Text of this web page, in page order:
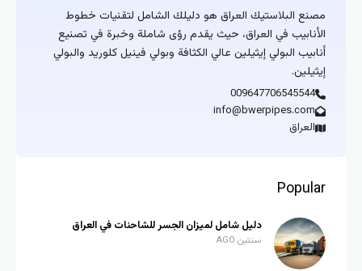
مصنع البلاستيك العراق هو دليلك الشامل لتقنيات خطوط
الأنابيب في العراق، حيث يقدم رؤى شاملة وخبرة في تصنيع
أنابيب البولي إيثيلين عالي الكثافة وبولي فينيل كلوريد والبولي
إيثيلين.
009647706545544
info@bwerpipes.com
العراق
Popular
دليل شامل لميزان الجسر للشاحنات في العراق
سنتين AGO